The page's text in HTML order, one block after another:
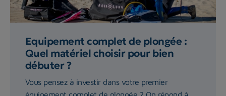
Equipement complet de plongée :
Quel matériel choisir pour bien
débuter ?
Vous pensez à investir dans votre premier